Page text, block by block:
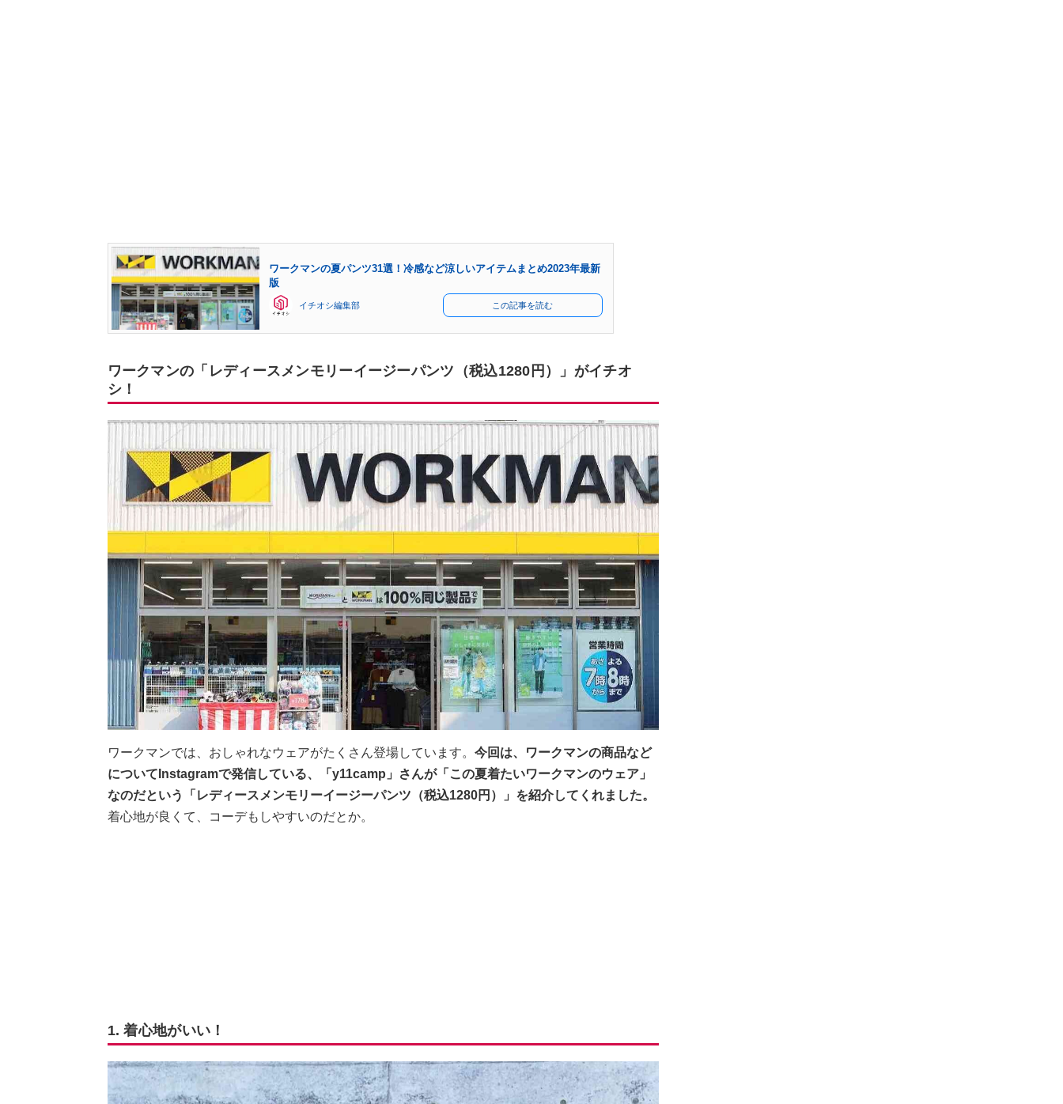
ワークマンの夏パンツ31選！冷感など涼しいアイテムまとめ2023年最新
版
イチオシ編集部 この記事を読む
ワークマンの「レディースメンモリーイージーパンツ（税込1280円）」がイチオ
シ！
ワークマンでは、おしゃれなウェアがたくさん登場しています。 今回は、ワークマンの商品など
についてInstagramで発信している、「y11camp」さんが「この夏着たいワークマンのウェア」
なのだという「レディースメンモリーイージーパンツ（税込1280円）」を紹介してくれました。
着心地が良くて、コーデもしやすいのだとか。
1. 着心地がいい！